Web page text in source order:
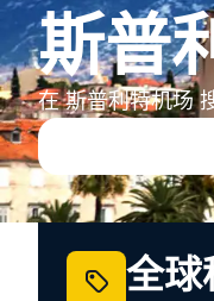
斯普
在 斯普利特机场
全球